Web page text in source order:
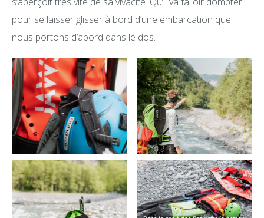
pour se laisser glisser à bord d’une embarcation que
nous portons d’abord dans le dos.